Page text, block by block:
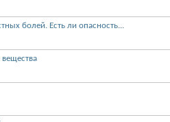
болей. Есть ли опасность...